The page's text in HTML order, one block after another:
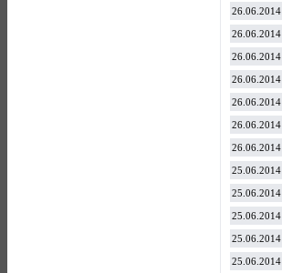
26.06.2014
26.06.2014
26.06.2014
26.06.2014
26.06.2014
26.06.2014
26.06.2014
25.06.2014
25.06.2014
25.06.2014
25.06.2014
25.06.2014